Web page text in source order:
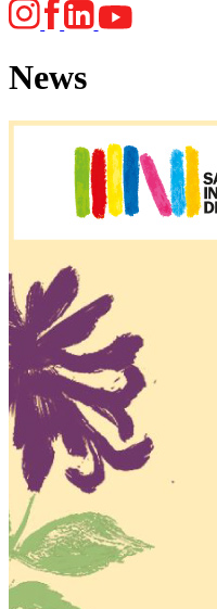
News